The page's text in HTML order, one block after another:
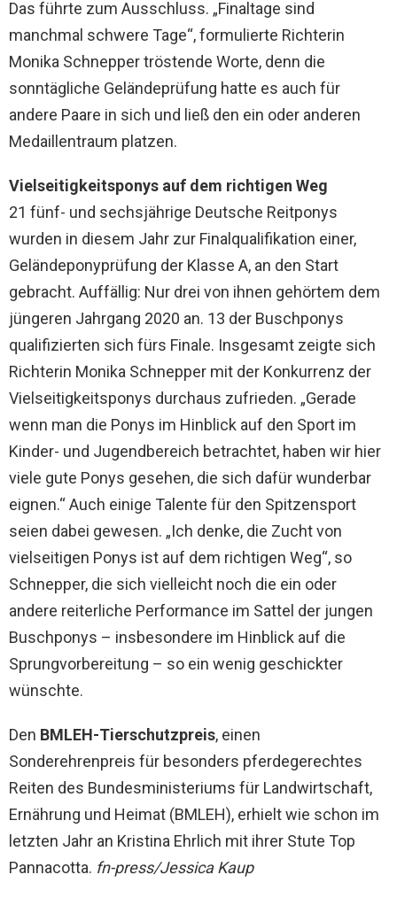
Das führte zum Ausschluss. „Finaltage sind
manchmal schwere Tage“, formulierte Richterin
Monika Schnepper tröstende Worte, denn die
sonntägliche Geländeprüfung hatte es auch für
andere Paare in sich und ließ den ein oder anderen
Medaillentraum platzen.
Vielseitigkeitsponys auf dem richtigen Weg
21 fünf- und sechsjährige Deutsche Reitponys
wurden in diesem Jahr zur Finalqualifikation einer,
Geländeponyprüfung der Klasse A, an den Start
gebracht. Auffällig: Nur drei von ihnen gehörtem dem
jüngeren Jahrgang 2020 an. 13 der Buschponys
qualifizierten sich fürs Finale. Insgesamt zeigte sich
Richterin Monika Schnepper mit der Konkurrenz der
Vielseitigkeitsponys durchaus zufrieden. „Gerade
wenn man die Ponys im Hinblick auf den Sport im
Kinder- und Jugendbereich betrachtet, haben wir hier
viele gute Ponys gesehen, die sich dafür wunderbar
eignen.“ Auch einige Talente für den Spitzensport
seien dabei gewesen. „Ich denke, die Zucht von
vielseitigen Ponys ist auf dem richtigen Weg“, so
Schnepper, die sich vielleicht noch die ein oder
andere reiterliche Performance im Sattel der jungen
Buschponys – insbesondere im Hinblick auf die
Sprungvorbereitung – so ein wenig geschickter
wünschte.
Den BMLEH-Tierschutzpreis, einen
Sonderehrenpreis für besonders pferdegerechtes
Reiten des Bundesministeriums für Landwirtschaft,
Ernährung und Heimat (BMLEH), erhielt wie schon im
letzten Jahr an Kristina Ehrlich mit ihrer Stute Top
Pannacotta. fn-press/Jessica Kaup